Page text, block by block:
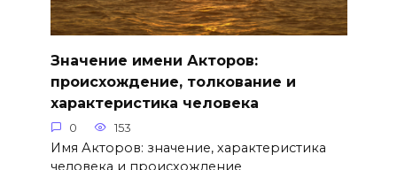
Значение имени Акторов:
происхождение, толкование и
характеристика человека
0 153
Имя Акторов: значение, характеристика